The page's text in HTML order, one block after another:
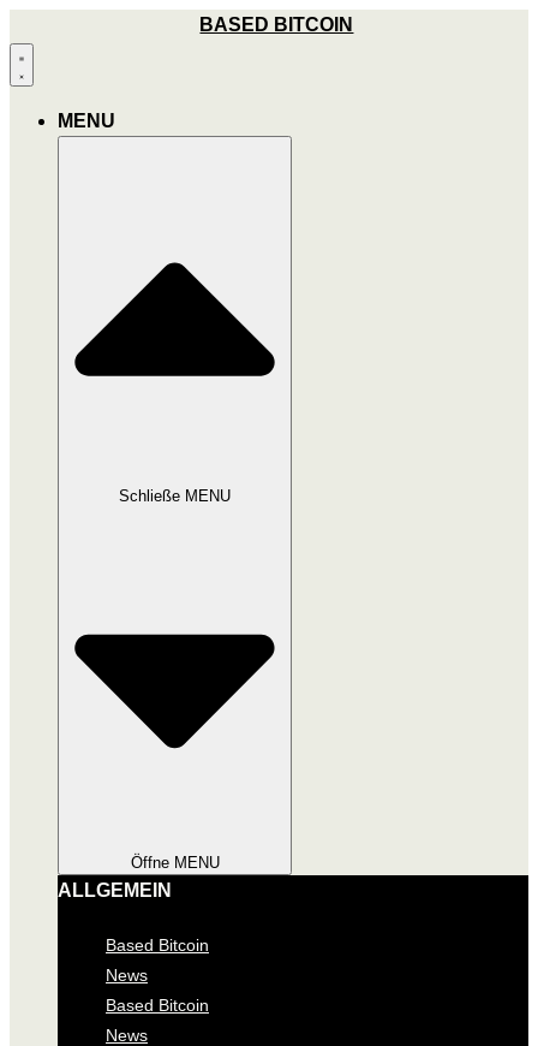
Inhalt
wechseln
BASED BITCOIN
MENU
Schließe MENU
Öffne MENU
ALLGEMEIN
Based Bitcoin
News
Based Bitcoin
News